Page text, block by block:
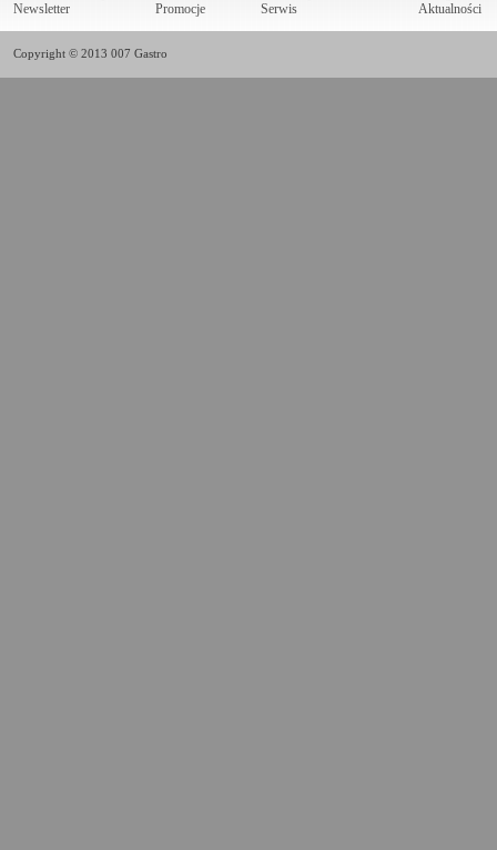
Newsletter
Promocje
Serwis
Aktualności
Copyright © 2013 007 Gastro